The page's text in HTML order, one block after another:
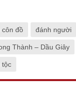
côn đồ đánh người
Thành – Dầu Giây
tộc